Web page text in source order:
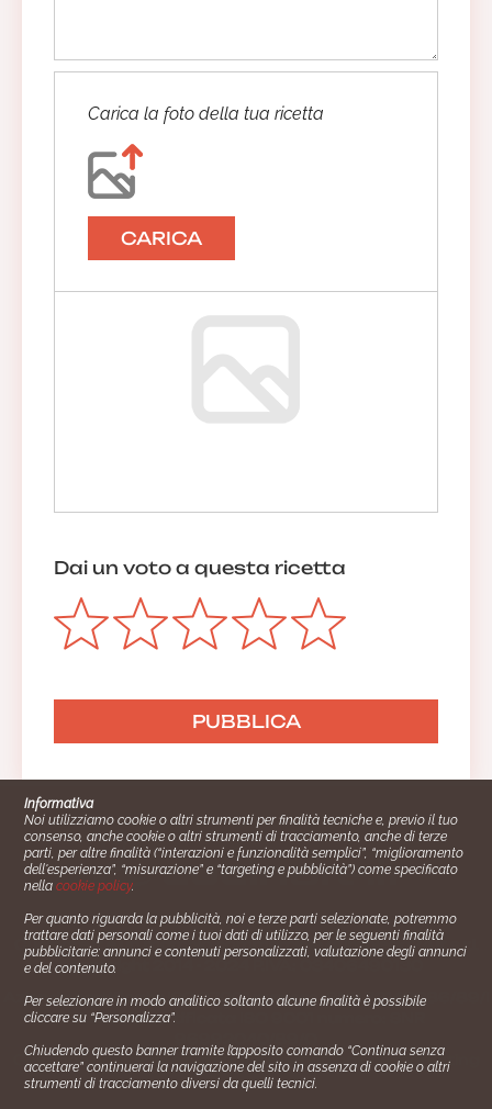
Carica la foto della tua ricetta
CARICA
Dai un voto a questa ricetta
Cucinare.it è un marchio commerciale di Impiego24.it s.r.l.
copyright 2014 - 2024 P.IVA: 03406490130
Azienda certiﬁcata ISO 27001 numero: SNR 73140386/89/I
- Azienda certiﬁcata ISO 9001 numero: SNR
Gestione consensi e categorie merceologiche marketing
Informativa
Noi utilizziamo cookie o altri strumenti per finalità tecniche e, previo il tuo
consenso, anche cookie o altri strumenti di tracciamento, anche di terze
parti, per altre finalità (“interazioni e funzionalità semplici”, “miglioramento
dell'esperienza”, “misurazione” e “targeting e pubblicità”) come specificato
nellacookie policy.
Per quanto riguarda la pubblicità, noi e terze parti selezionate, potremmo
trattare dati personali come i tuoi dati di utilizzo, per le seguenti finalità
pubblicitarie: annunci e contenuti personalizzati, valutazione degli annunci
e del contenuto.
Per selezionare in modo analitico soltanto alcune finalità è possibile
cliccare su “Personalizza”.
Chiudendo questo banner tramite l’apposito comando “Continua senza
accettare” continuerai la navigazione del sito in assenza di cookie o altri
strumenti di tracciamento diversi da quelli tecnici.